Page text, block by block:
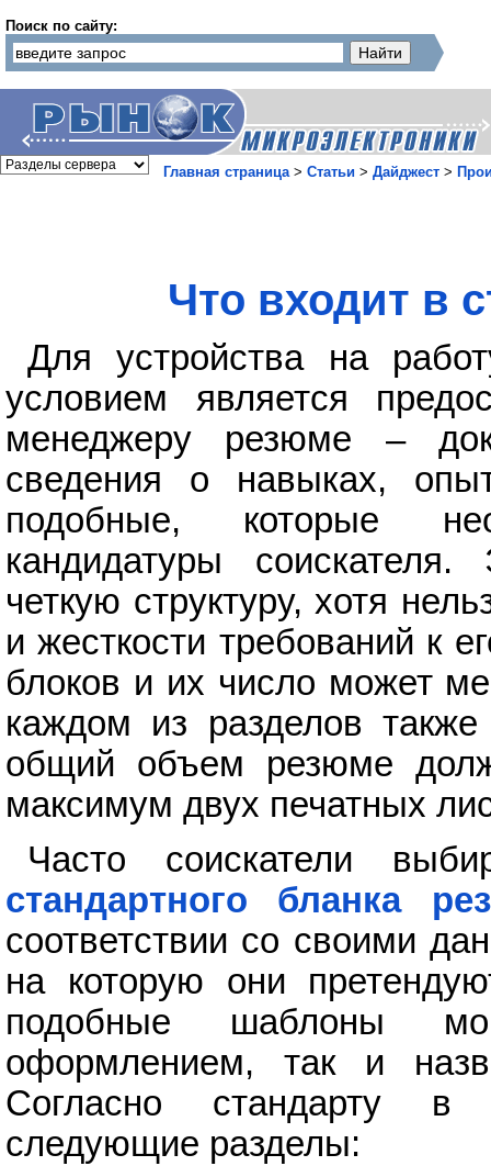
Поиск по сайту:
Главная страница> Статьи > Дайджест >
Что входит в
Для устройства на
условием является
менеджеру резюме –
сведения о навыках,
подобные, которые
кандидатуры
четкую структуру, хотя
и жесткости требований к
блоков и их число может
каждом из разделов
общий объем резюме
максимум двух печатных
Часто соискатели
стандартного бланка
соответствии со своими
на которую они
подобные шаблоны
оформлением, так и
Согласно стандарту в
следующие разделы: